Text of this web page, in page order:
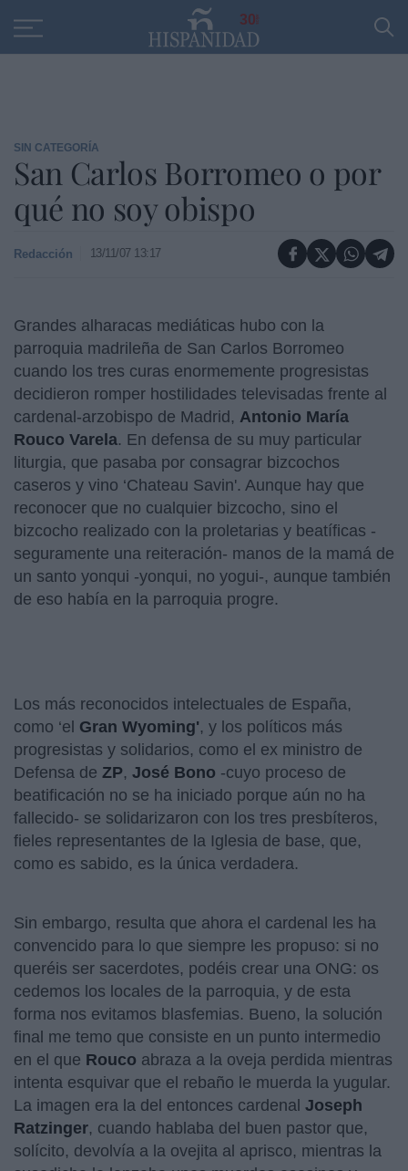
30
SIN CATEGORÍA
San Carlos Borromeo o por
qué no soy obispo
Redacción 13/11/07 13:17
Grandes alharacas mediáticas hubo con la
parroquia madrileña de San Carlos Borromeo
cuando los tres curas enormemente progresistas
decidieron romper hostilidades televisadas frente al
cardenal-arzobispo de Madrid, Antonio María
Rouco Varela. En defensa de su muy particular
liturgia, que pasaba por consagrar bizcochos
caseros y vino ‘Chateau Savin'. Aunque hay que
reconocer que no cualquier bizcocho, sino el
bizcocho realizado con la proletarias y beatíficas -
seguramente una reiteración- manos de la mamá de
un santo yonqui -yonqui, no yogui-, aunque también
de eso había en la parroquia progre.
Los más reconocidos intelectuales de España,
como ‘el Gran Wyoming', y los políticos más
progresistas y solidarios, como el ex ministro de
Defensa de ZP, José Bono -cuyo proceso de
beatificación no se ha iniciado porque aún no ha
fallecido- se solidarizaron con los tres presbíteros,
fieles representantes de la Iglesia de base, que,
como es sabido, es la única verdadera.
Sin embargo, resulta que ahora el cardenal les ha
convencido para lo que siempre les propuso: si no
queréis ser sacerdotes, podéis crear una ONG: os
cedemos los locales de la parroquia, y de esta
forma nos evitamos blasfemias. Bueno, la solución
final me temo que consiste en un punto intermedio
en el que Rouco abraza a la oveja perdida mientras
intenta esquivar que el rebaño le muerda la yugular.
La imagen era la del entonces cardenal Joseph
Ratzinger, cuando hablaba del buen pastor que,
solícito, devolvía a la ovejita al aprisco, mientras la